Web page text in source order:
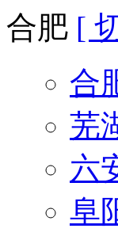
合肥 [
合
芜
六
阜